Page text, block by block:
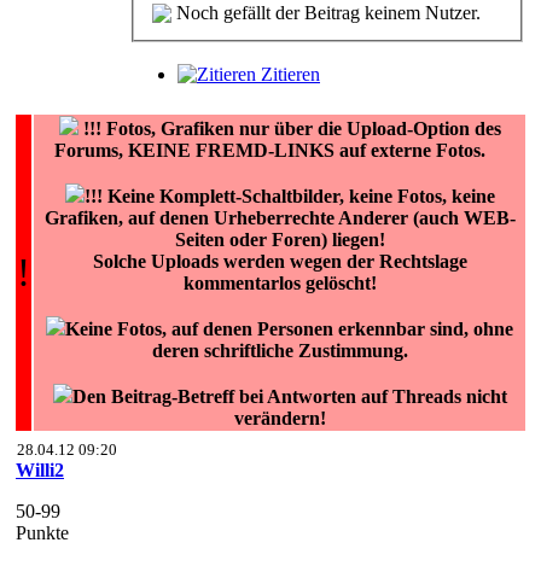
Noch gefällt der Beitrag keinem Nutzer.
Zitieren
!
!!! Fotos, Grafiken nur über die Upload-Option des
Forums, KEINE FREMD-LINKS auf externe Fotos.
!!! Keine Komplett-Schaltbilder, keine Fotos, keine
Grafiken, auf denen Urheberrechte Anderer (auch WEB-
Seiten oder Foren) liegen!
Solche Uploads werden wegen der Rechtslage
kommentarlos gelöscht!
Keine Fotos, auf denen Personen erkennbar sind, ohne
deren schriftliche Zustimmung.
Den Beitrag-Betreff bei Antworten auf Threads nicht
verändern!
28.04.12 09:20
Willi2
50-99
Punkte